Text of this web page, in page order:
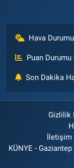
Hava Durumu
Puan
Son Dakika
Gizlilik
İletişim
KÜNYE -